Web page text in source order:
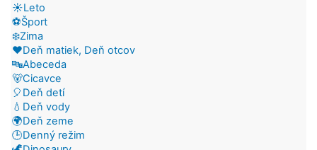
☀️Leto
⚽Šport
❄️Zima
❤️Deň matiek, Deň otcov
🔤Abeceda
🐻Cicavce
🎈Deň detí
💧Deň vody
🌍Deň zeme
🕒Denný režim